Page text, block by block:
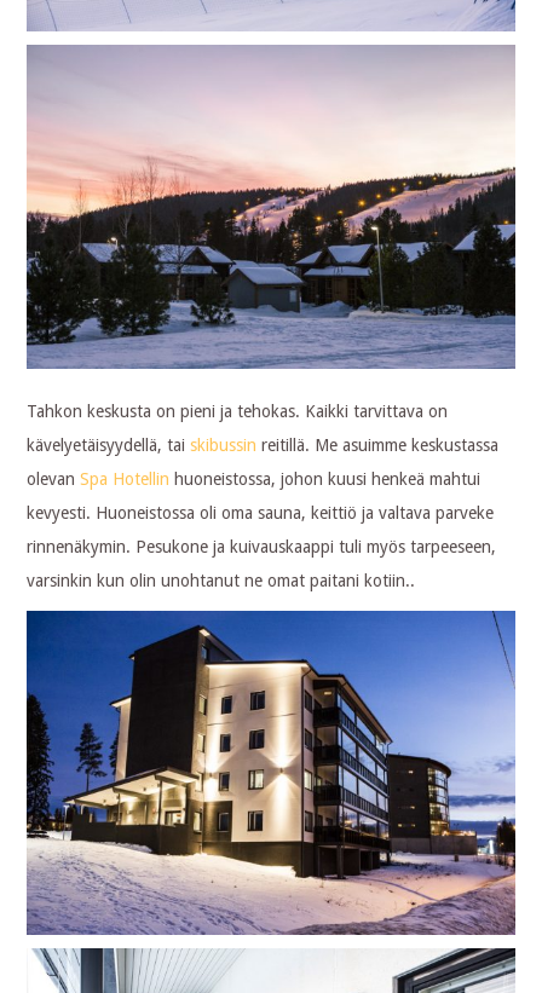
Tahkon keskusta on pieni ja tehokas. Kaikki tarvittava on
kävelyetäisyydellä, taiskibussin reitillä. Me asuimme keskustassa
olevanSpa Hotellin huoneistossa, johon kuusi henkeä mahtui
kevyesti. Huoneistossa oli oma sauna, keittiö ja valtava parveke
rinnenäkymin. Pesukone ja kuivauskaappi tuli myös tarpeeseen,
varsinkin kun olin unohtanut ne omat paitani kotiin..